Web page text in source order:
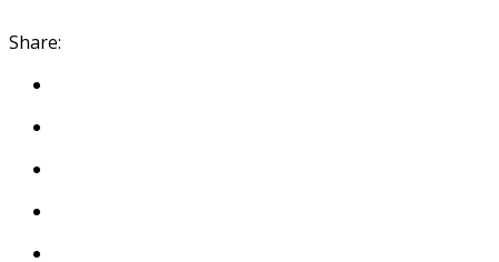
Share: